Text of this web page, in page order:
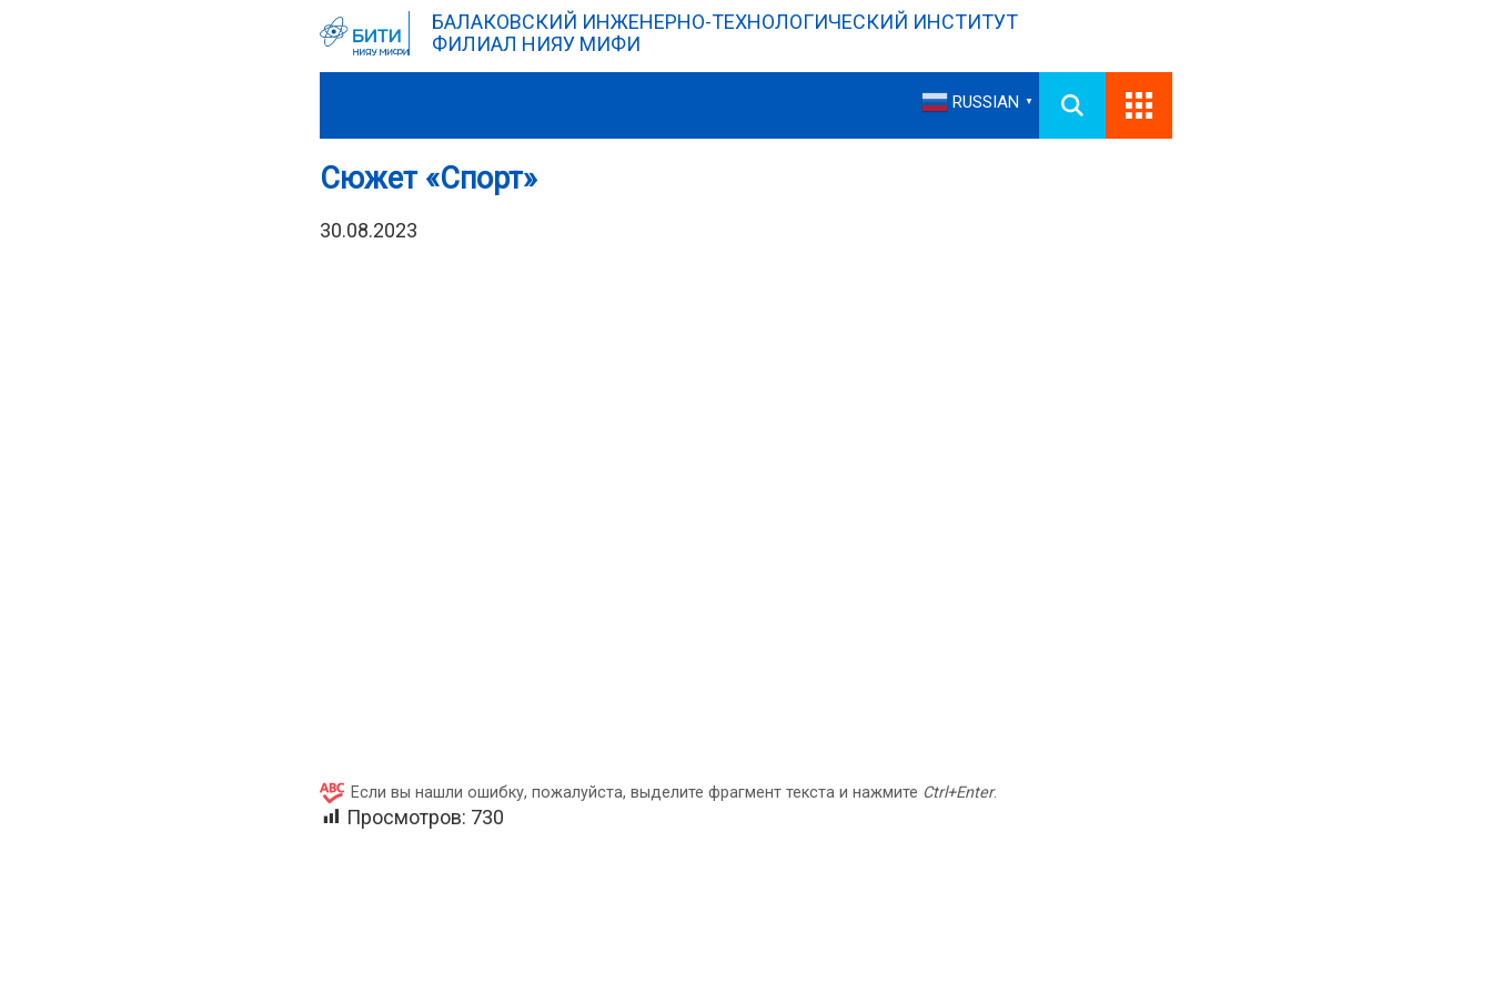
БАЛАКОВСКИЙ ИНЖЕНЕРНО-ТЕХНОЛОГИЧЕСКИЙ ИНСТИТУТ
ФИЛИАЛ НИЯУ МИФИ
RUSSIAN ▼
Сюжет «Спорт»
30.08.2023
Если вы нашли ошибку, пожалуйста, выделите фрагмент текста и нажмите Ctrl+Enter.
Просмотров: 730